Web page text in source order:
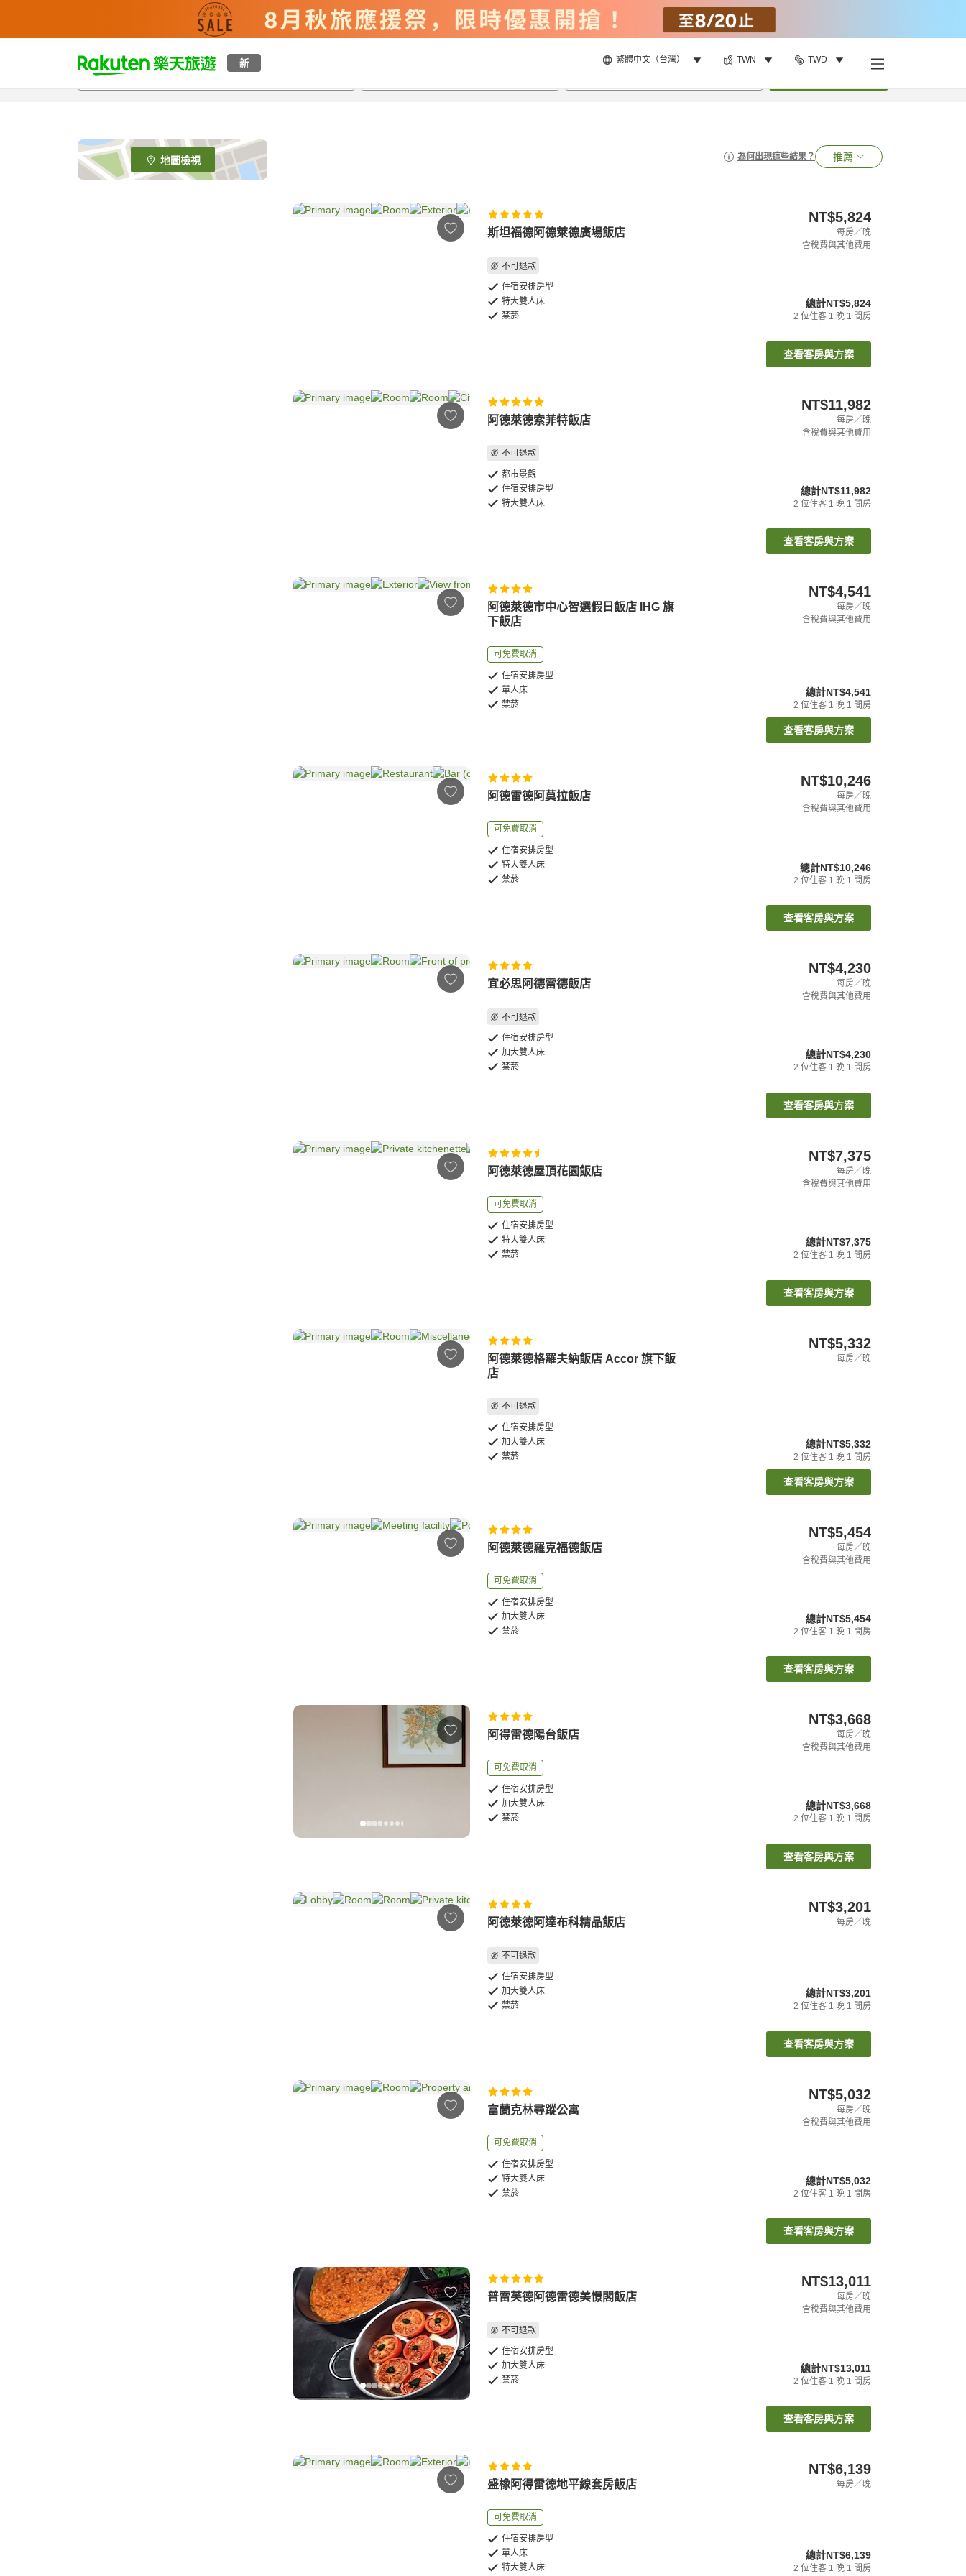
新 繁體中文（台灣） TWN TWD
t
p
e
_
s
地圖檢視 為何出現這些結果？ 推薦
斯坦福德阿德萊德廣場飯店
不可退款
住宿安排房型
特大雙人床
禁菸
NT$5,824
每房／晚
含稅費與其他費用
總計NT$5,824
2 位住客 1 晚 1 間房
查看客房與方案
阿德萊德索菲特飯店
不可退款
都市景觀
住宿安排房型
特大雙人床
NT$11,982
每房／晚
含稅費與其他費用
總計NT$11,982
2 位住客 1 晚 1 間房
查看客房與方案
阿德萊德市中心智選假日飯店 IHG 旗
下飯店
可免費取消
住宿安排房型
單人床
禁菸
NT$4,541
每房／晚
含稅費與其他費用
總計NT$4,541
2 位住客 1 晚 1 間房
查看客房與方案
阿德雷德阿莫拉飯店
可免費取消
住宿安排房型
特大雙人床
禁菸
NT$10,246
每房／晚
含稅費與其他費用
總計NT$10,246
2 位住客 1 晚 1 間房
查看客房與方案
宜必思阿德雷德飯店
不可退款
住宿安排房型
加大雙人床
禁菸
NT$4,230
每房／晚
含稅費與其他費用
總計NT$4,230
2 位住客 1 晚 1 間房
查看客房與方案
阿德萊德屋頂花園飯店
可免費取消
住宿安排房型
特大雙人床
禁菸
NT$7,375
每房／晚
含稅費與其他費用
總計NT$7,375
2 位住客 1 晚 1 間房
查看客房與方案
阿德萊德格羅夫納飯店 Accor 旗下飯
店
不可退款
住宿安排房型
加大雙人床
禁菸
NT$5,332
每房／晚
總計NT$5,332
2 位住客 1 晚 1 間房
查看客房與方案
阿德萊德羅克福德飯店
可免費取消
住宿安排房型
加大雙人床
禁菸
NT$5,454
每房／晚
含稅費與其他費用
總計NT$5,454
2 位住客 1 晚 1 間房
查看客房與方案
阿得雷德陽台飯店
可免費取消
住宿安排房型
加大雙人床
禁菸
NT$3,668
每房／晚
含稅費與其他費用
總計NT$3,668
2 位住客 1 晚 1 間房
查看客房與方案
阿德萊德阿達布科精品飯店
不可退款
住宿安排房型
加大雙人床
禁菸
NT$3,201
每房／晚
總計NT$3,201
2 位住客 1 晚 1 間房
查看客房與方案
富蘭克林尋蹤公寓
可免費取消
住宿安排房型
特大雙人床
禁菸
NT$5,032
每房／晚
含稅費與其他費用
總計NT$5,032
2 位住客 1 晚 1 間房
查看客房與方案
普雷芙德阿德雷德美憬閣飯店
不可退款
住宿安排房型
加大雙人床
禁菸
NT$13,011
每房／晚
含稅費與其他費用
總計NT$13,011
2 位住客 1 晚 1 間房
查看客房與方案
盛橡阿得雷德地平線套房飯店
可免費取消
住宿安排房型
單人床
特大雙人床
NT$6,139
每房／晚
總計NT$6,139
2 位住客 1 晚 1 間房